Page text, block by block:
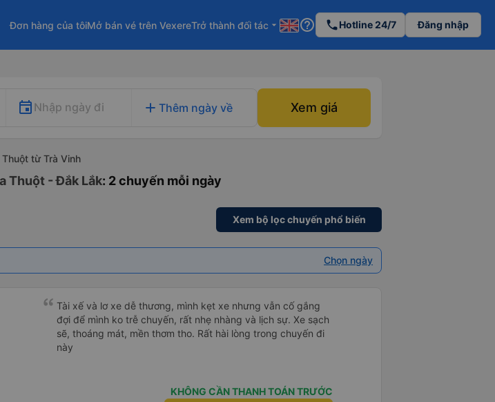
Đơn hàng của tôiMở bán vé trên VexereTrở thành đối tác arrow_drop_down help_outline phoneHotline 24/7 Đăng nhập
Nhập ngày đi add Thêm ngày về Xem giá
từ Trà Vinh
Thuột - Đắk Lắk: 2 chuyến mỗi ngày
Xem bộ lọc chuyến phổ biến
Chọn ngày
Tài xế và lơ xe dễ thương, mình kẹt xe nhưng vẫn cố gắng
đợi để mình ko trễ chuyến, rất nhẹ nhàng và lịch sự. Xe sạch
sẽ, thoáng mát, mền thơm tho. Rất hài lòng trong chuyến đi
này
KHÔNG CẦN THANH TOÁN TRƯỚC